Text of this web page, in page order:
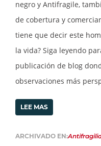
negro y Antifragile,
de cobertura y
tiene que decir este
la vida? Siga leyendo
publicación de blog
observaciones más
LEE MAS
ARCHIVADO EN: